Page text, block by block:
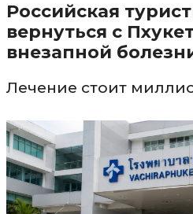
Российская
вернуться с
внезапной
Лечение стоит